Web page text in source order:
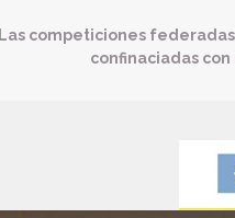
Las competiciones
confinaciadas